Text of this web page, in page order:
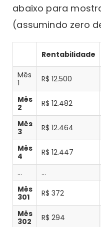
abaixo para
(assumindo zero
Rentabilidade
Mês
1
R$ 12.500
Mês
2
R$ 12.482
Mês
3
R$ 12.464
Mês
4
R$ 12.447
…
…
Mês
301
R$ 372
Mês
302
R$ 294